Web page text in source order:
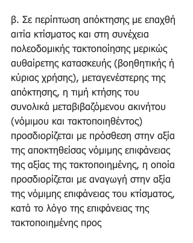
β. Σε περίπτωση απόκτησης με επαχθή
αιτία κτίσματος και στη συνέχεια
πολεοδομικής τακτοποίησης μερικώς
αυθαίρετης κατασκευής (βοηθητικής ή
κύριας χρήσης), μεταγενέστερης της
απόκτησης, η τιμή κτήσης του
συνολικά μεταβιβαζόμενου ακινήτου
(νόμιμου και τακτοποιηθέντος)
προσδιορίζεται με πρόσθεση στην αξία
της αποκτηθείσας νόμιμης επιφάνειας
της αξίας της τακτοποιημένης, η οποία
προσδιορίζεται με αναγωγή στην αξία
της νόμιμης επιφάνειας του κτίσματος,
κατά το λόγο της επιφάνειας της
τακτοποιημένης προς